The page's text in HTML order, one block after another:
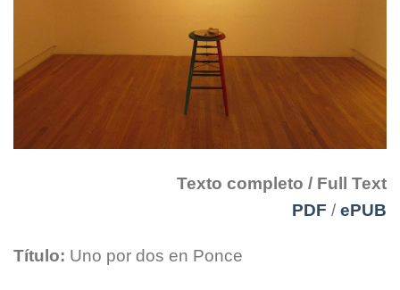
Texto completo / Full Text
PDF / ePUB
Título: Uno por dos en Ponce